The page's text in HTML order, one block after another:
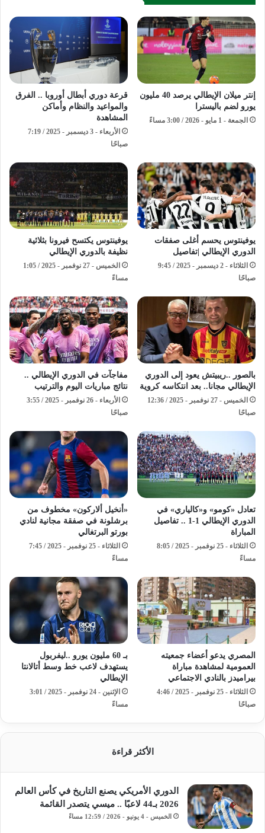
إنتر ميلان الإيطالي يرصد 40 مليون
يورو لضم باليسترا
الجمعة - 1 مايو - 2026 / 3:00 مساءً
قرعة دوري أبطال أوروبا .. الفرق
والمواعيد والنظام وأماكن
المشاهدة
الأربعاء - 3 ديسمبر - 2025 / 7:19
صباحًا
يوفينتوس يحسم أغلى صفقات
الدوري الإيطالي |تفاصيل
الثلاثاء - 2 ديسمبر - 2025 / 9:45
صباحًا
يوفينتوس يكتسح فيرونا بثلاثية
نظيفة بالدوري الإيطالي
الخميس - 27 نوفمبر - 2025 / 1:05
مساءً
بالصور ..ريبيتش يعود إلى الدوري
الإيطالي مجانا.. بعد انتكاسه كروية
الخميس - 27 نوفمبر - 2025 / 12:36
صباحًا
مفاجآت في الدوري الإيطالي ..
نتائج مباريات اليوم والترتيب
الأربعاء - 26 نوفمبر - 2025 / 3:55
صباحًا
تعادل «كومو» و«كالياري» في
الدوري الإيطالي 1-1 .. تفاصيل
المباراة
الثلاثاء - 25 نوفمبر - 2025 / 8:05
مساءً
«أنخيل ألاركون» مخطوف من
برشلونة في صفقة مجانية لنادي
بورتو البرتغالي
الثلاثاء - 25 نوفمبر - 2025 / 7:45
مساءً
المصري يدعو أعضاء جمعيته
العمومية لمشاهدة مباراة
بيراميدز بالنادي الاجتماعي
الثلاثاء - 25 نوفمبر - 2025 / 4:46
صباحًا
بـ 60 مليون يورو ..ليفربول
يستهدف لاعب خط وسط أتالانتا
الإيطالي
الإثنين - 24 نوفمبر - 2025 / 3:01
مساءً
الأكثر قراءة
الدوري الأمريكي يصنع التاريخ في كأس العالم
2026 بـ44 لاعبًا .. ميسي يتصدر القائمة
الخميس - 4 يونيو - 2026 / 12:59 مساءً